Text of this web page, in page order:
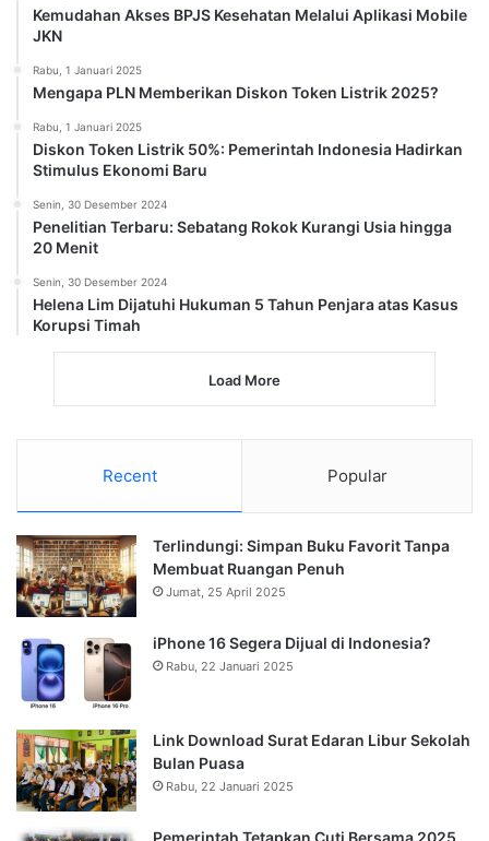
Kemudahan Akses BPJS Kesehatan Melalui Aplikasi Mobile
JKN
Rabu, 1 Januari 2025
Mengapa PLN Memberikan Diskon Token Listrik 2025?
Rabu, 1 Januari 2025
Diskon Token Listrik 50%: Pemerintah Indonesia Hadirkan
Stimulus Ekonomi Baru
Senin, 30 Desember 2024
Penelitian Terbaru: Sebatang Rokok Kurangi Usia hingga
20 Menit
Senin, 30 Desember 2024
Helena Lim Dijatuhi Hukuman 5 Tahun Penjara atas Kasus
Korupsi Timah
Load More
Recent Popular
Terlindungi: Simpan Buku Favorit Tanpa
Membuat Ruangan Penuh
Jumat, 25 April 2025
iPhone 16 Segera Dijual di Indonesia?
Rabu, 22 Januari 2025
Link Download Surat Edaran Libur Sekolah
Bulan Puasa
Rabu, 22 Januari 2025
Pemerintah Tetapkan Cuti Bersama 2025,